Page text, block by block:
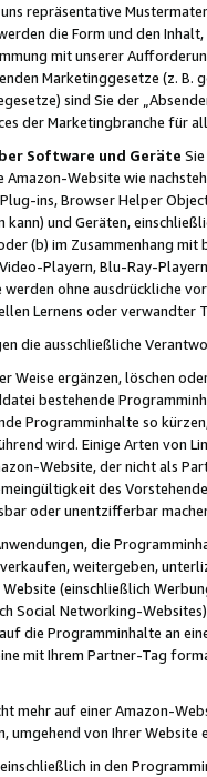
repräsentative
die Form und den
mit unserer
Marketinggesetze (z. B.
sind Sie der
der Marketingbranche für
Software und Geräte
Amazon-Website wie
ins, Browser Helper
und Geräten,
(b) im Zusammenhang
Playern, Blu-Ray-
werden ohne ausdrückliche
Lernens oder
die ausschließliche
Weise ergänzen, löschen
bestehende
Programminhalte so
wird. Einige Arten von
Website, der nicht als
des
oder unentzifferbar
die
weitergeben,
(einschließlich
Social Networking-
die Programminhalte an
mit Ihrem Partner-Tag
mehr auf einer Amazon-
umgehend von Ihrer
in den